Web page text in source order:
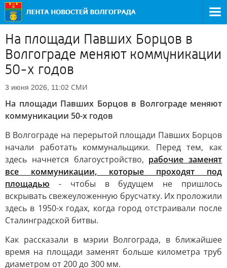
На площади Павших Борцов в
Волгограде меняют коммуникации
50-х годов
3 июня 2026, 11:02 СМИ
На площади Павших Борцов в Волгограде меняют
коммуникации 50-х годов
В Волгограде на перерытой площади Павших Борцов
начали работать коммунальщики. Перед тем, как
здесь начнется благоустройство, рабочие заменят
все коммуникации, которые проходят под
площадью - чтобы в будущем не пришлось
вскрывать свежеуложенную брусчатку. Их проложили
здесь в 1950-х годах, когда город отстраивали после
Сталинградской битвы.
Как рассказали в мэрии Волгограда, в ближайшее
время на площади заменят больше километра труб
диаметром от 200 до 300 мм.